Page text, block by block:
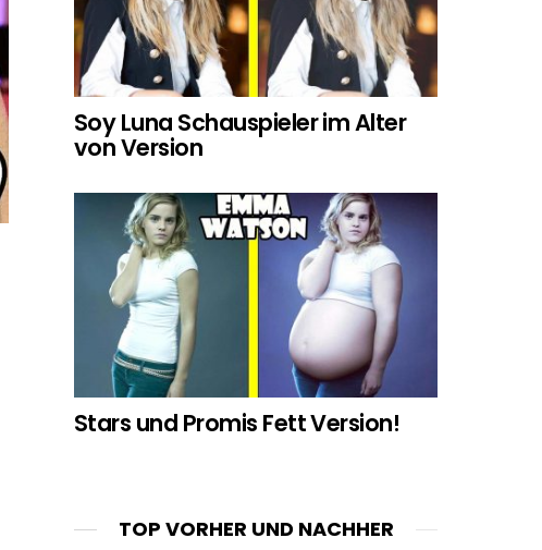
Soy Luna Schauspieler im Alter
von Version
Stars und Promis Fett Version!
TOP VORHER UND NACHHER